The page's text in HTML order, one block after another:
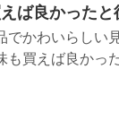
ば良かったと
でかわいらしい
も買えば良かっ